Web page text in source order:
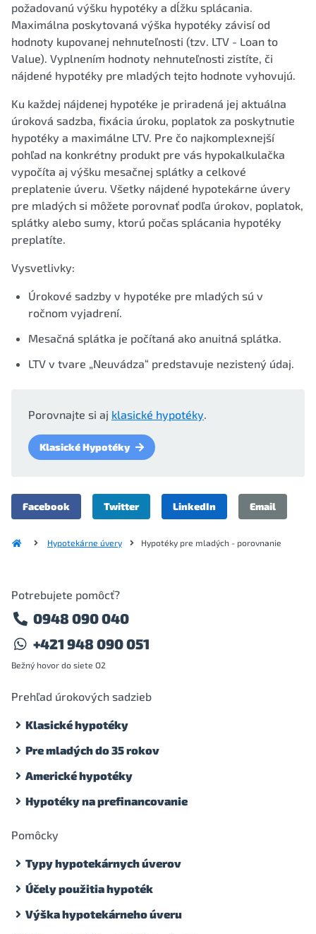
požadovanú výšku hypotéky a dĺžku splácania.
Maximálna poskytovaná výška hypotéky závisí od
hodnoty kupovanej nehnuteľnosti (tzv. LTV - Loan to
Value). Vyplnením hodnoty nehnuteľnosti zistíte, či
nájdené hypotéky pre mladých tejto hodnote vyhovujú.
Ku každej nájdenej hypotéke je priradená jej aktuálna
úroková sadzba, fixácia úroku, poplatok za poskytnutie
hypotéky a maximálne LTV. Pre čo najkomplexnejší
pohľad na konkrétny produkt pre vás hypokalkulačka
vypočíta aj výšku mesačnej splátky a celkové
preplatenie úveru. Všetky nájdené hypotekárne úvery
pre mladých si môžete porovnať podľa úrokov, poplatok,
splátky alebo sumy, ktorú počas splácania hypotéky
preplatíte.
Vysvetlivky:
Úrokové sadzby v hypotéke pre mladých sú v
ročnom vyjadrení.
Mesačná splátka je počítaná ako anuitná splátka.
LTV v tvare „Neuvádza“ predstavuje nezistený údaj.
Porovnajte si aj klasické hypotéky.
Klasické Hypotéky
Facebook Twitter LinkedIn Email
Hypotekárne úvery Hypotéky pre mladých - porovnanie
Potrebujete pomôcť?
0948 090 040
+421 948 090 051
Bežný hovor do siete O2
Prehľad úrokových sadzieb
Klasické hypotéky
Pre mladých do 35 rokov
Americké hypotéky
Hypotéky na prefinancovanie
Pomôcky
Typy hypotekárnych úverov
Účely použitia hypoték
Výška hypotekárneho úveru